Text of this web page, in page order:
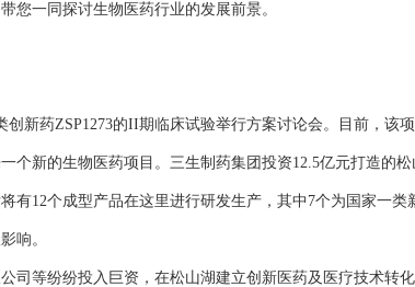
您一同探讨生物医药行业的发展前景。
药ZSP1273的II期临床试验举行方案讨论会。目前，该
新的生物医药项目。三生制药集团投资12.5亿元打造的
有12个成型产品在这里进行研发生产，其中7个为国家一
响。
等纷纷投入巨资，在松山湖建立创新医药及医疗技术转